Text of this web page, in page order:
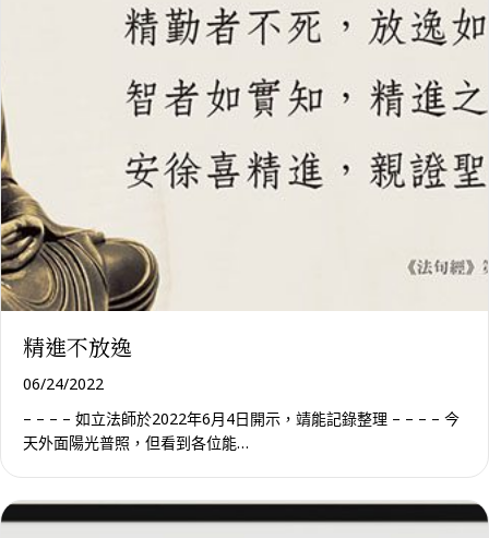
精進不放逸
06/24/2022
– – – – 如立法師於2022年6月4日開示，靖能記錄整理 – – – – 今
天外面陽光普照，但看到各位能…